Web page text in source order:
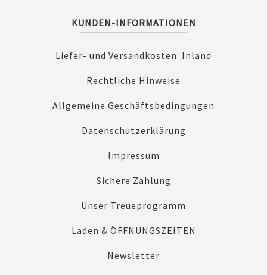
KUNDEN-INFORMATIONEN
Liefer- und Versandkosten: Inland
Rechtliche Hinweise
Allgemeine Geschäftsbedingungen
Datenschutzerklärung
Impressum
Sichere Zahlung
Unser Treueprogramm
Laden & ÖFFNUNGSZEITEN
Newsletter